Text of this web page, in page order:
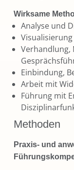
Wirksame
Analyse und
Verhandlung,
Einbindung,
Arbeit mit
Führung mit
Methoden
Praxis- und